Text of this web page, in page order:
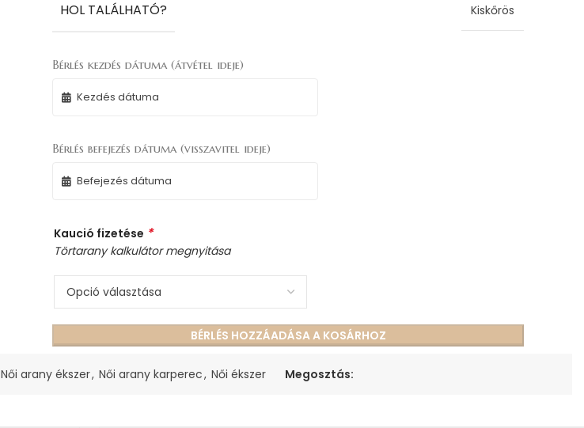
HOL TALÁLHATÓ? Kiskőrös
Bérlés kezdés dátuma (átvétel ideje)
Bérlés befejezés dátuma (visszavitel ideje)
Kaució fizetése *
Törtarany kalkulátor megnyitása
BÉRLÉS HOZZÁADÁSA A KOSÁRHOZ
Női arany ékszer, Női arany karperec, Női ékszer Megosztás: